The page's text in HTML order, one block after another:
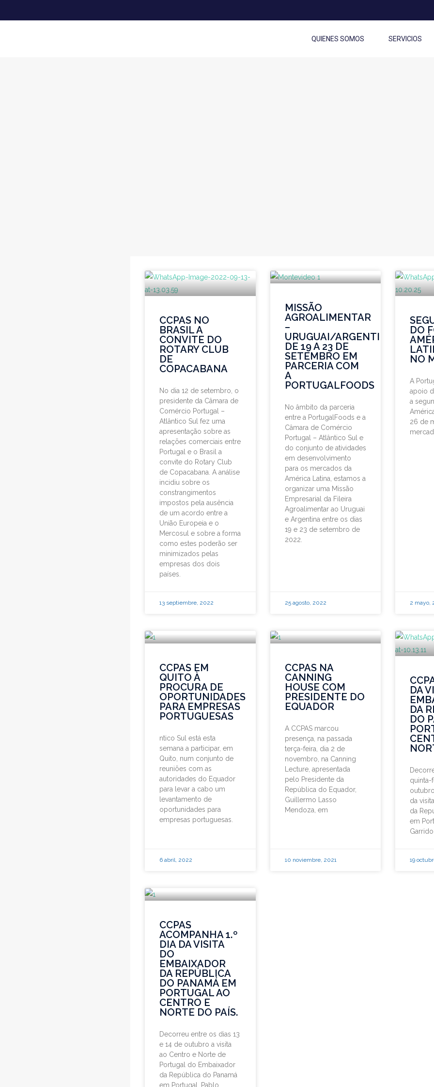
QUIENES SOMOS SERVICIOS
CCPAS NO
BRASIL A
CONVITE DO
ROTARY CLUB
DE
COPACABANA
No dia 12 de setembro, o
presidente da Câmara de
Comércio Portugal –
Atlântico Sul fez uma
apresentação sobre as
relações comerciais entre
Portugal e o Brasil a
convite do Rotary Club
de Copacabana. A análise
incidiu sobre os
constrangimentos
impostos pela ausência
de um acordo entre a
União Europeia e o
Mercosul e sobre a forma
como estes poderão ser
minimizados pelas
empresas dos dois
países.
13 septiembre, 2022
MISSÃO
AGROALIMENTAR
–
URUGUAI/ARGENTINA
DE 19 A 23 DE
SETEMBRO EM
PARCERIA COM
A
PORTUGALFOODS
No âmbito da parceria
entre a PortugalFoods e a
Câmara de Comércio
Portugal – Atlântico Sul e
do conjunto de atividades
em desenvolvimento
para os mercados da
América Latina, estamos a
organizar uma Missão
Empresarial da Fileira
Agroalimentar ao Uruguai
e Argentina entre os dias
19 e 23 de setembro de
2022.
25 agosto, 2022
DO
NO
A
apoio
a
26 de
2 mayo,
CCPAS EM
QUITO À
PROCURA DE
OPORTUNIDADES
PARA EMPRESAS
PORTUGUESAS
ntico Sul está esta
semana a participar, em
Quito, num conjunto de
reuniões com as
autoridades do Equador
para levar a cabo um
levantamento de
oportunidades para
empresas portuguesas.
6 abril, 2022
CCPAS NA
CANNING
HOUSE COM
PRESIDENTE DO
EQUADOR
A CCPAS marcou
presença, na passada
terça-feira, dia 2 de
novembro, na Canning
Lecture, apresentada
pelo Presidente da
República do Equador,
Guillermo Lasso
Mendoza, em
10 noviembre, 2021
DA
DA
DO
quinta-
da
da
em
19
CCPAS
ACOMPANHA 1.º
DIA DA VISITA
DO
EMBAIXADOR
DA REPÚBLICA
DO PANAMÁ EM
PORTUGAL AO
CENTRO E
NORTE DO PAÍS.
Decorreu entre os dias 13
e 14 de outubro a visita
ao Centro e Norte de
Portugal do Embaixador
da República do Panamá
em Portugal, Pablo